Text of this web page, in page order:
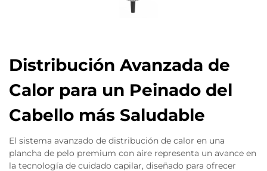
Distribución Avanzada de
Calor para un Peinado del
Cabello más Saludable
El sistema avanzado de distribución de calor en una
plancha de pelo premium con aire representa un avance en
la tecnología de cuidado capilar, diseñado para ofrecer